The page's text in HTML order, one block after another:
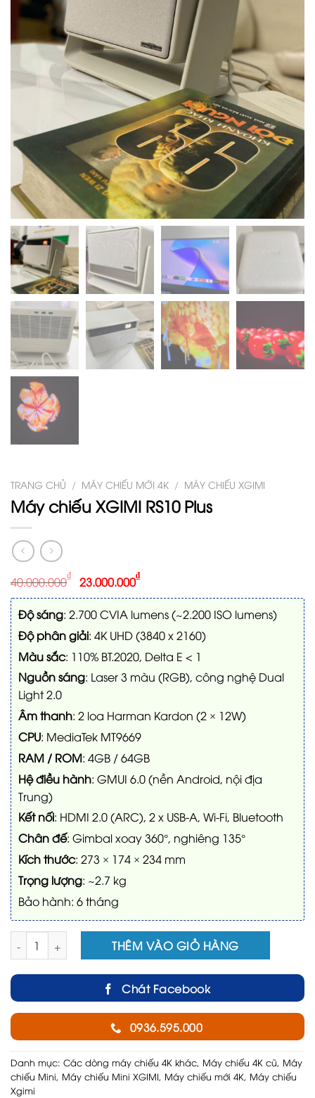
TRANG CHỦ / MÁY CHIẾU MỚI 4K / MÁY CHIẾU XGIMI
Máy chiếu XGIMI RS10 Plus
40.000.000₫ 23.000.000₫
Độ sáng: 2.700 CVIA lumens (~2.200 ISO lumens)
Độ phân giải: 4K UHD (3840 x 2160)
Màu sắc: 110% BT.2020, Delta E < 1
Nguồn sáng: Laser 3 màu (RGB), công nghệ Dual
Light 2.0
Âm thanh: 2 loa Harman Kardon (2 × 12W)
CPU: MediaTek MT9669
RAM / ROM: 4GB / 64GB
Hệ điều hành: GMUI 6.0 (nền Android, nội địa
Trung)
Kết nối: HDMI 2.0 (ARC), 2 x USB-A, Wi-Fi, Bluetooth
Chân đế: Gimbal xoay 360°, nghiêng 135°
Kích thước: 273 × 174 × 234 mm
Trọng lượng: ~2.7 kg
Bảo hành: 6 tháng
Máy chiếu XGIMI RS10 Plus số lượng
THÊM VÀO GIỎ HÀNG
Chát Facebook
0936.595.000
Danh mục: Các dòng máy chiếu 4K khác, Máy chiếu 4K cũ, Máy
chiếu Mini, Máy chiếu Mini XGIMI, Máy chiếu mới 4K, Máy chiếu
Xgimi